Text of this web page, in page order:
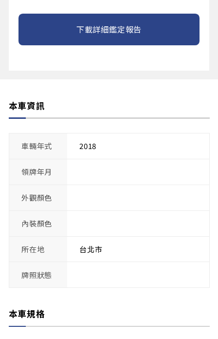
下載詳細鑑定報告
本車資訊
車輛年式 2018
領牌年月
外觀顏色
內裝顏色
所在地 台北市
牌照狀態
本車規格